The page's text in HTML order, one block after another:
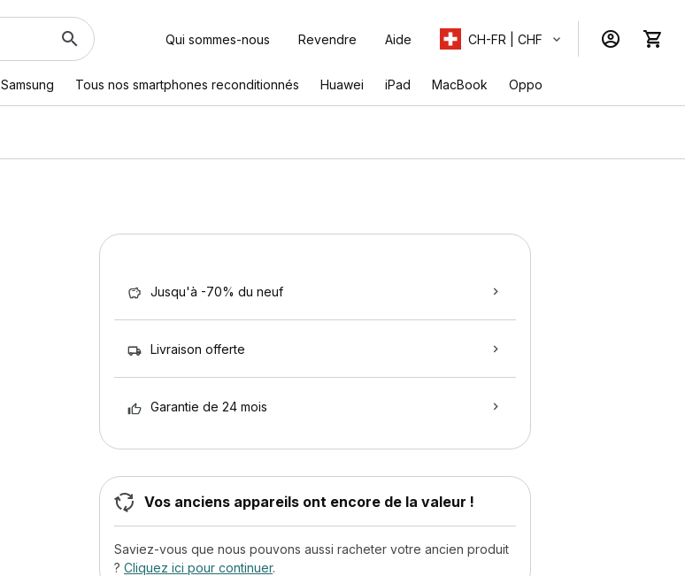
Qui sommes-nous Revendre Aide CH-FR | CHF
Samsung Tous nos smartphones reconditionnés Huawei iPad MacBook Oppo
Jusqu'à -70% du neuf
Livraison offerte
Garantie de 24 mois
Vos anciens appareils ont encore de la valeur !
Saviez-vous que nous pouvons aussi racheter votre ancien produit
? Cliquez ici pour continuer.